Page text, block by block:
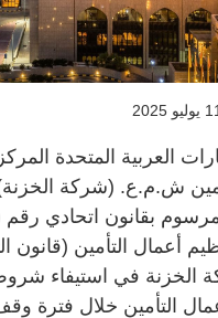
11 يوليو 2025
العربية المتحدة
ش.م.ع. (شركة
أعمال التأمين (قانون
الخزنة في استيفاء
التأمين خلال فترة